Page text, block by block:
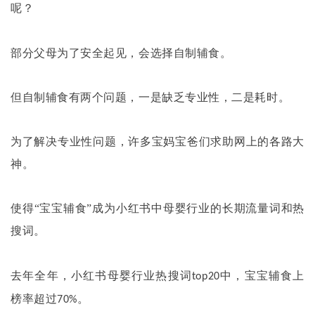
呢？
部分父母为了安全起见，会选择自制辅食。
但自制辅食有两个问题，一是缺乏专业性，二是耗时。
为了解决专业性问题，许多宝妈宝爸们求助网上的各路大
神。
使得“宝宝辅食”成为小红书中母婴行业的长期流量词和热
搜词。
去年全年，小红书母婴行业热搜词top20中，宝宝辅食上
榜率超过70%。